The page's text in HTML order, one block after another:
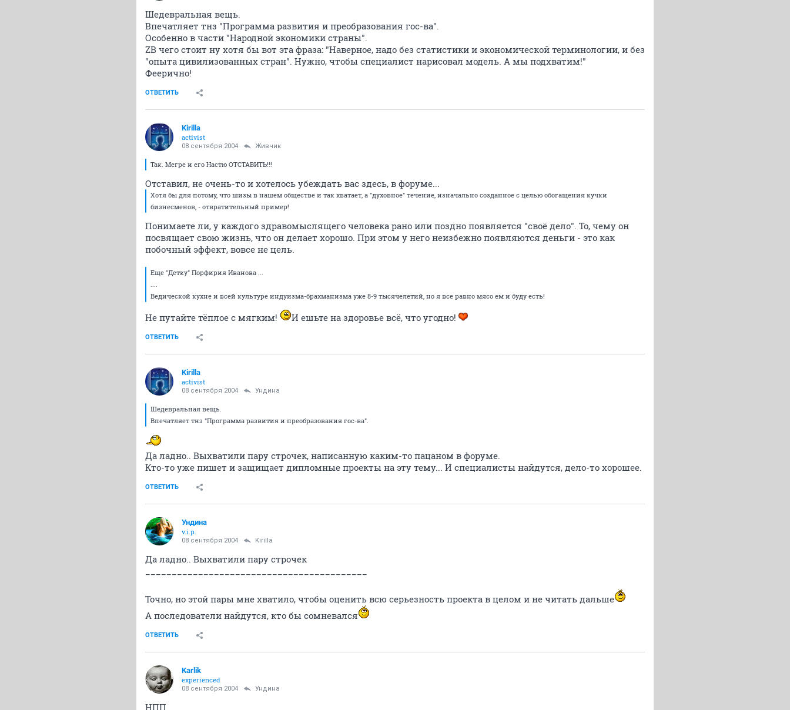
Шедевральная вещь.
Впечатляет тнз "Программа развития и преобразования гос-ва".
Особенно в части "Народной экономики страны".
ZB чего стоит ну хотя бы вот эта фраза: "Наверное, надо без статистики и экономической терминологии, и без
"опыта цивилизованных стран". Нужно, чтобы специалист нарисовал модель. А мы подхватим!"
Феерично!
ОТВЕТИТЬ
Kirilla
activist
08 сентября 2004 Живчик
Так. Мегре и его Настю ОТСТАВИТЬ!!!
Отставил, не очень-то и хотелось убеждать вас здесь, в форуме...
Хотя бы для потому, что шизы в нашем обществе и так хватает, а "духовное" течение, изначально созданное с целью обогащения кучки
бизнесменов, - отвратительный пример!
Понимаете ли, у каждого здравомыслящего человека рано или поздно появляется "своё дело". То, чему он
посвящает свою жизнь, что он делает хорошо. При этом у него неизбежно появляются деньги - это как
побочный эффект, вовсе не цель.
Еще "Детку" Порфирия Иванова ...
....
Ведической кухне и всей культуре индуизма-брахманизма уже 8-9 тысячелетий, но я все равно мясо ем и буду есть!
Не путайте тёплое с мягким! И ешьте на здоровье всё, что угодно!
ОТВЕТИТЬ
Kirilla
activist
08 сентября 2004 Ундина
Шедевральная вещь.
Впечатляет тнз "Программа развития и преобразования гос-ва".
Да ладно.. Выхватили пару строчек, написанную каким-то пацаном в форуме.
Кто-то уже пишет и защищает дипломные проекты на эту тему... И специалисты найдутся, дело-то хорошее.
ОТВЕТИТЬ
Ундина
v.i.p.
08 сентября 2004 Kirilla
Да ладно.. Выхватили пару строчек
Точно, но этой пары мне хватило, чтобы оценить всю серьезность проекта в целом и не читать дальше
А последователи найдутся, кто бы сомневался
ОТВЕТИТЬ
Karlik
experienced
08 сентября 2004 Ундина
НПП